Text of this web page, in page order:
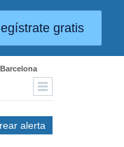
gratis
alerta